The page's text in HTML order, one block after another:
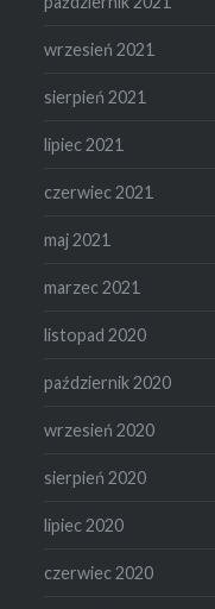
wrzesień 2021
sierpień 2021
lipiec 2021
czerwiec 2021
maj 2021
marzec 2021
listopad 2020
październik 2020
wrzesień 2020
sierpień 2020
lipiec 2020
czerwiec 2020